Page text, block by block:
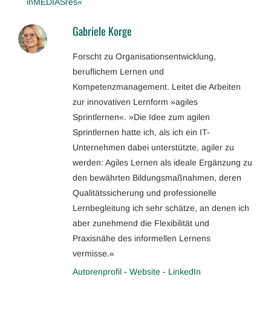
Gabriele Korge
Forscht zu Organisationsentwicklung,
beruflichem Lernen und
Kompetenzmanagement. Leitet die Arbeiten
zur innovativen Lernform »agiles
Sprintlernen«. »Die Idee zum agilen
Sprintlernen hatte ich, als ich ein IT-
Unternehmen dabei unterstützte, agiler zu
werden: Agiles Lernen als ideale Ergänzung zu
den bewährten Bildungsmaßnahmen, deren
Qualitätssicherung und professionelle
Lernbegleitung ich sehr schätze, an denen ich
aber zunehmend die Flexibilität und
Praxisnähe des informellen Lernens
vermisse.«
Autorenprofil - Website - LinkedIn